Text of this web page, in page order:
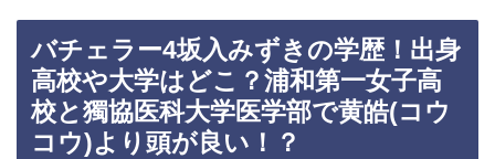
バチェラー4坂入みずきの学歴！出身
高校や大学はどこ？浦和第一女子高
校と獨協医科大学医学部で黄皓(コウ
コウ)より頭が良い！？